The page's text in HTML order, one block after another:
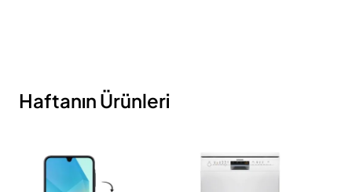
Haftanın Ürünleri